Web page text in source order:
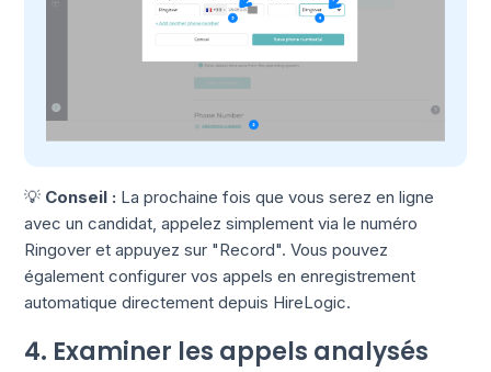
💡 Conseil : La prochaine fois que vous serez en ligne
avec un candidat, appelez simplement via le numéro
Ringover et appuyez sur "Record". Vous pouvez
également configurer vos appels en enregistrement
automatique directement depuis HireLogic.
4. Examiner les appels analysés